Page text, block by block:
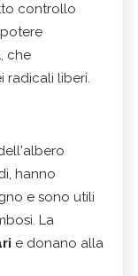
controllo
potere
, che
radicali liberi.
hanno
e sono utili
La
e donano alla